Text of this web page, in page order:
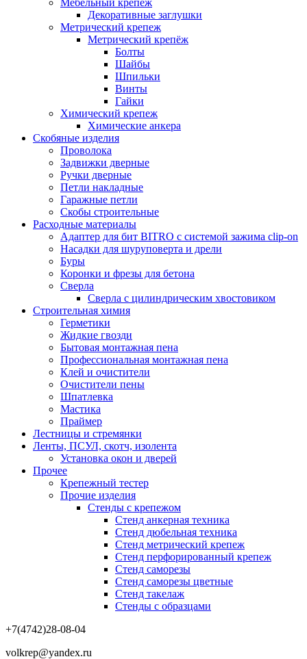
Декоративные заглушки
Метрический крепеж
Метрический крепёж
Болты
Шайбы
Шпильки
Винты
Гайки
Химический крепеж
Химические анкера
Скобяные изделия
Проволока
Задвижки дверные
Ручки дверные
Петли накладные
Гаражные петли
Скобы строительные
Расходные материалы
Адаптер для бит BITRO с системой зажима clip-on
Насадки для шуруповерта и дрели
Буры
Коронки и фрезы для бетона
Сверла
Сверла с цилиндрическим хвостовиком
Строительная химия
Герметики
Жидкие гвозди
Бытовая монтажная пена
Профессиональная монтажная пена
Клей и очистители
Очистители пены
Шпатлевка
Мастика
Праймер
Лестницы и стремянки
Ленты, ПСУЛ, скотч, изолента
Установка окон и дверей
Прочее
Крепежный тестер
Прочие изделия
Стенды с крепежом
Стенд анкерная техника
Стенд дюбельная техника
Стенд метрический крепеж
Стенд перфорированный крепеж
Стенд саморезы
Стенд саморезы цветные
Стенд такелаж
Стенды с образцами
+7(4742)28-08-04
volkrep@yandex.ru